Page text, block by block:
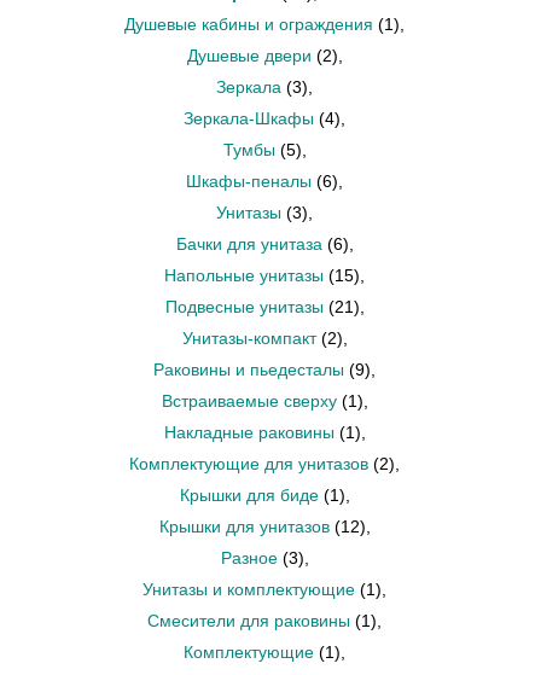
Душевые кабины и ограждения (1)
Душевые двери (2)
Зеркала (3)
Зеркала-Шкафы (4)
Тумбы (5)
Шкафы-пеналы (6)
Унитазы (3)
Бачки для унитаза (6)
Напольные унитазы (15)
Подвесные унитазы (21)
Унитазы-компакт (2)
Раковины и пьедесталы (9)
Встраиваемые сверху (1)
Накладные раковины (1)
Комплектующие для унитазов (2)
Крышки для биде (1)
Крышки для унитазов (12)
Разное (3)
Унитазы и комплектующие (1)
Смесители для раковины (1)
Комплектующие (1)